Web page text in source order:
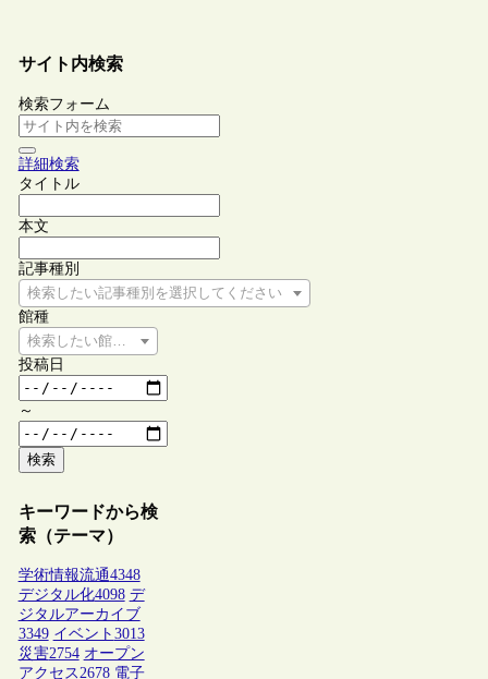
サイト内検索
検索フォーム
詳細検索
タイトル
本文
記事種別
検索したい記事種別を選択してください
館種
検索したい館種を選択してください
投稿日
～
検索
キーワードから検
索（テーマ）
学術情報流通4348
デジタル化4098 デ
ジタルアーカイブ
3349 イベント 3013
災害2754 オープン
アクセス2678 電子